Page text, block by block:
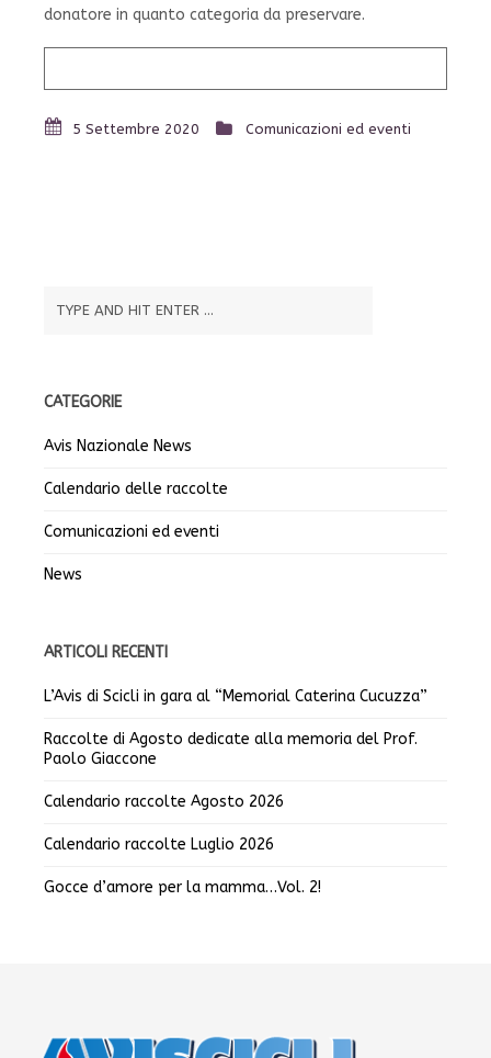
donatore in quanto categoria da preservare.
5 Settembre 2020 Comunicazioni ed eventi
CATEGORIE
Avis Nazionale News
Calendario delle raccolte
Comunicazioni ed eventi
News
ARTICOLI RECENTI
L’Avis di Scicli in gara al “Memorial Caterina Cucuzza”
Raccolte di Agosto dedicate alla memoria del Prof.
Paolo Giaccone
Calendario raccolte Agosto 2026
Calendario raccolte Luglio 2026
Gocce d’amore per la mamma…Vol. 2!